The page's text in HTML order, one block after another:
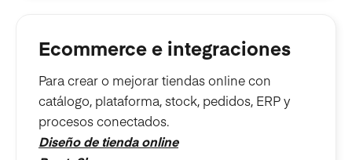
Ecommerce e integraciones
Para crear o mejorar tiendas online con
catálogo, plataforma, stock, pedidos, ERP y
procesos conectados.
Diseño de tienda online